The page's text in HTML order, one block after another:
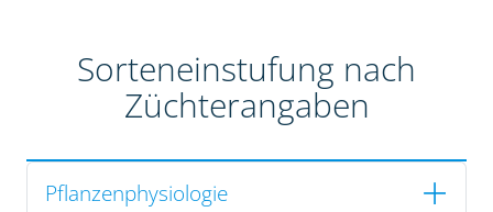
Sorteneinstufung nach
Züchterangaben
Pflanzenphysiologie